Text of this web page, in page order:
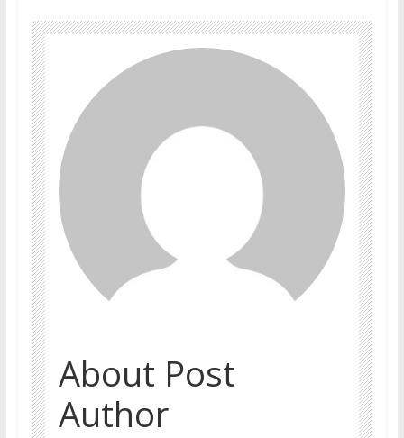
About Post
Author